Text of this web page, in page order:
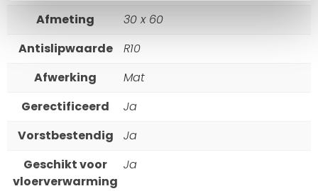
Afmeting
30 x 60
Antislipwaarde
R10
Afwerking
Mat
Gerectificeerd
Ja
Vorstbestendig
Ja
Geschikt voor
vloerverwarming
Ja